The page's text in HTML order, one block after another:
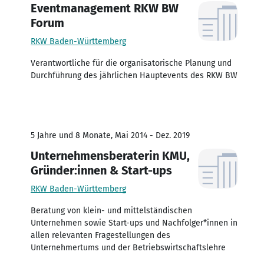
Eventmanagement RKW BW
Forum
RKW Baden-Württemberg
Verantwortliche für die organisatorische Planung und
Durchführung des jährlichen Hauptevents des RKW BW
5 Jahre und 8 Monate, Mai 2014 - Dez. 2019
Unternehmensberaterin KMU,
Gründer:innen & Start-ups
RKW Baden-Württemberg
Beratung von klein- und mittelständischen
Unternehmen sowie Start-ups und Nachfolger*innen in
allen relevanten Fragestellungen des
Unternehmertums und der Betriebswirtschaftslehre